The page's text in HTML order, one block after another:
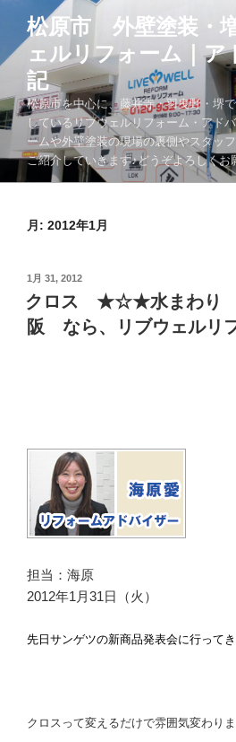
テ
ツ
へ
キ
ッ
松原市 外壁塗装・
ェルリフォーム｜ア
記
松原市を中心に、藤井寺・羽曳野・堺
しているリブウェルリフォーム・アド
ームや外壁塗装の現場の裏側やスタッ
ご紹介していきます♪どうぞよろしくお
月: 2012年1月
投
稿
日:
1月 31, 2012
クロス ★☆★水まわり
阪 なら、リブウェル
担当：海原
2012年1月31日（火）
先日サンゲツの新商品発表会に行ってき
クロスって変えるだけで雰囲気変わり